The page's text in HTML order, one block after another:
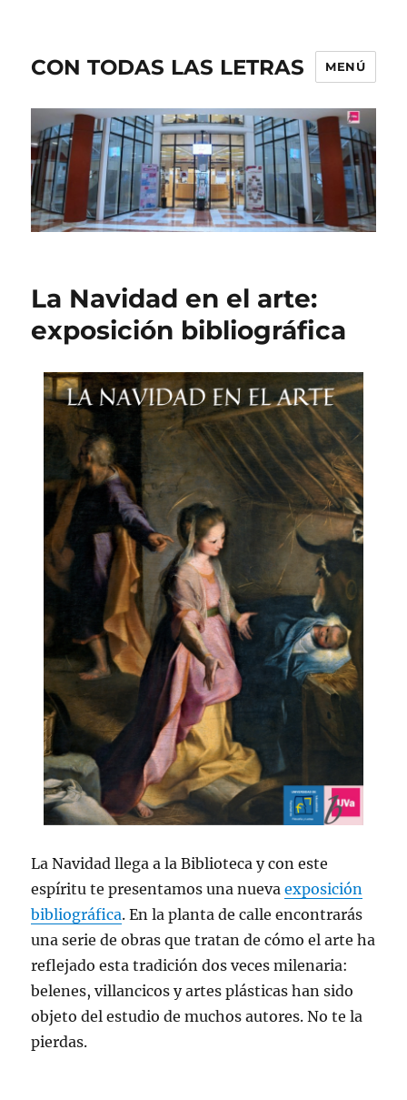
CON TODAS LAS LETRAS MENÚ
La Navidad en el arte:
exposición bibliográfica
La Navidad llega a la Biblioteca y con este
espíritu te presentamos una nuevaexposición
bibliográfica. En la planta de calle encontrarás
una serie de obras que tratan de cómo el arte ha
reflejado esta tradición dos veces milenaria:
belenes, villancicos y artes plásticas han sido
objeto del estudio de muchos autores. No te la
pierdas.